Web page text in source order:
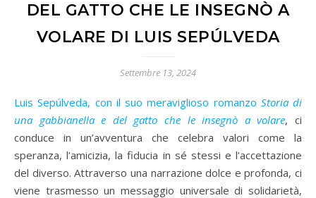
DEL GATTO CHE LE INSEGNÒ A
VOLARE DI LUIS SEPÚLVEDA
Settembre 13, 2024
Luis Sepúlveda, con il suo meraviglioso romanzo Storia di
una gabbianella e del gatto che le insegnò a volare, ci
conduce in un’avventura che celebra valori come la
speranza, l’amicizia, la fiducia in sé stessi e l’accettazione
del diverso. Attraverso una narrazione dolce e profonda, ci
viene trasmesso un messaggio universale di solidarietà,